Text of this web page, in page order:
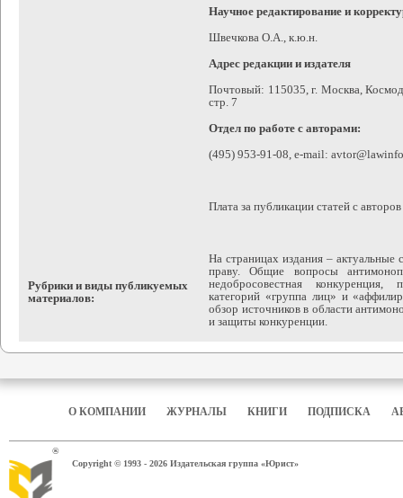
Рубрики и виды публикуемых
материалов:
Научное редактирование и
Швечкова О.А., к.ю.н.
Адрес редакции и издателя
Почтовый: 115035, г. Москва,
стр. 7
Отдел по работе с авторами:
(495) 953-91-08, е-mail:
Плата за публикации статей с
На страницах издания – актуальные
праву. Общие вопросы
недобросовестная конкуренция,
категорий «группа лиц» и
обзор источников в области
и защиты конкуренции.
О КОМПАНИИ ЖУРНАЛЫ КНИГИ ПОДПИСКА
®
Copyright © 1993 - 2026 Издательская группа «Юрист»